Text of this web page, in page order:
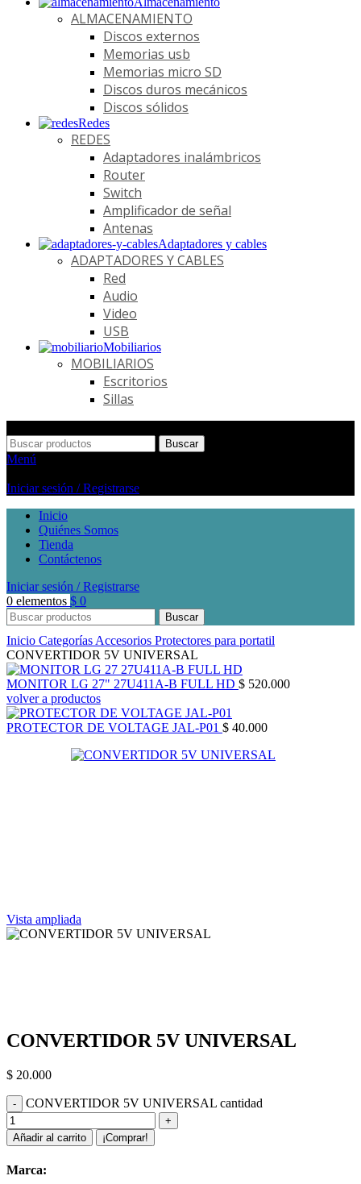
ALMACENAMIENTO
Discos externos
Memorias usb
Memorias micro SD
Discos duros mecánicos
Discos sólidos
Redes
REDES
Adaptadores inalámbricos
Router
Switch
Amplificador de señal
Antenas
Adaptadores y cables
ADAPTADORES Y CABLES
Red
Audio
Video
USB
Mobiliarios
MOBILIARIOS
Escritorios
Sillas
Buscar
Menú
Iniciar sesión / Registrarse
Inicio
Quiénes Somos
Tienda
Contáctenos
Iniciar sesión / Registrarse
0 elementos $ 0
Buscar
Inicio Categorías Accesorios Protectores para portatil
CONVERTIDOR 5V UNIVERSAL
MONITOR LG 27" 27U411A-B FULL HD $ 520.000
volver a productos
PROTECTOR DE VOLTAGE JAL-P01 $ 40.000
Vista ampliada
CONVERTIDOR 5V UNIVERSAL
$ 20.000
CONVERTIDOR 5V UNIVERSAL cantidad
Añadir al carrito ¡Comprar!
Marca: